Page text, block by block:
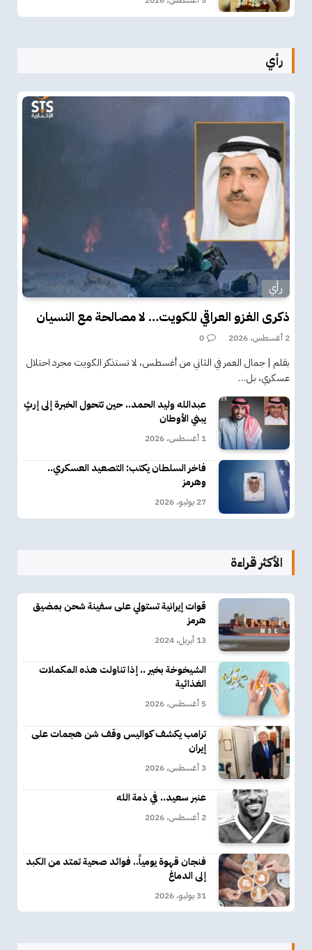
رأي
رأي
ذكرى الغزو العراقي للكويت… لا مصالحة مع النسيان
2 أغسطس، 2026 0
بقلم | جمال العمر في الثاني من أغسطس، لا تستذكر الكويت مجرد احتلال
عسكري، بل…
عبدالله وليد الحمد.. حين تتحول الخبرة إلى إرثٍ
يبني الأوطان
1 أغسطس، 2026
فاخر السلطان يكتب: التصعيد العسكري..
وهرمز
27 يوليو، 2026
الأكثر قراءة
قوات إيرانية تستولي على سفينة شحن بمضيق
هرمز
13 أبريل، 2024
الشيخوخة بخير .. إذا تناولت هذه المكملات
الغذائية
5 أغسطس، 2026
ترامب يكشف كواليس وقف شن هجمات على
إيران
3 أغسطس، 2026
عنبر سعيد.. في ذمة الله
2 أغسطس، 2026
فنجان قهوة يومياً.. فوائد صحية تمتد من الكبد
إلى الدماغ
31 يوليو، 2026